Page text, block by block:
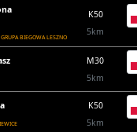
BIEGOWA LESZNO
K50
5km
M30
5km
K50
5km